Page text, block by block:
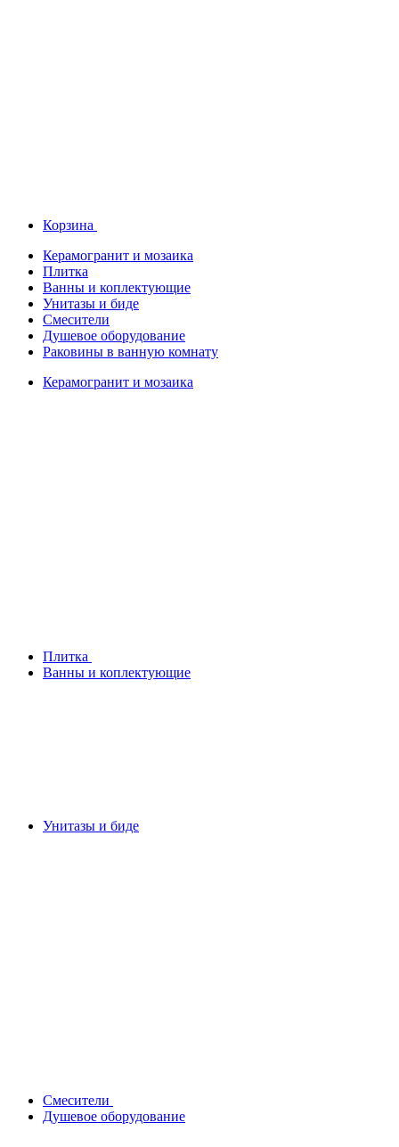
Корзина
Керамогранит и мозаика
Плитка
Ванны и коплектующие
Унитазы и биде
Смесители
Душевое оборудование
Раковины в ванную комнату
Керамогранит и мозаика
Плитка
Ванны и коплектующие
Унитазы и биде
Смесители
Душевое оборудование